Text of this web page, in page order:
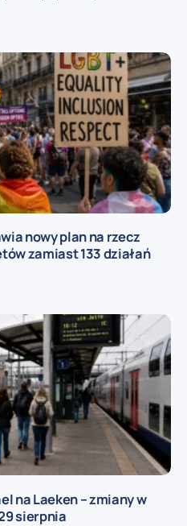
nowy plan na rzecz
zamiast 133 działań
na Laeken – zmiany w
sierpnia